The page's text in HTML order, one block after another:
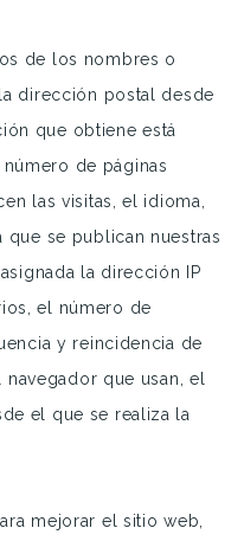
de los nombres o
dirección postal desde
que obtiene está
de páginas
las visitas, el idioma,
se publican nuestras
la dirección IP
el número de
y reincidencia de
que usan, el
el que se realiza la
mejorar el sitio web,